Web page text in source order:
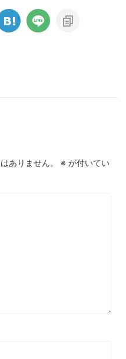
ありません。 ※ が付いてい